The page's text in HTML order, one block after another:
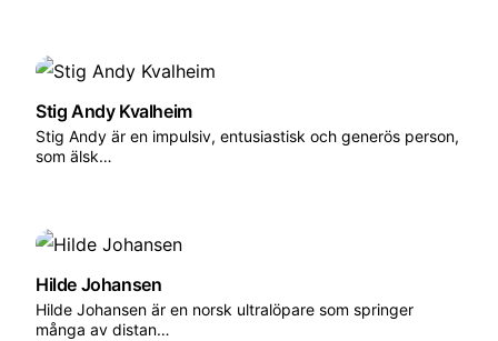
Till 2026 års upplaga är det det välkända Chateau
deltagarna promenera genom de elegant
svepande vinfälten, känna historiens närvaro och
gemenskapen mellan löpare från hela världen som
låter maratonupplevelsen få landa i en lugnare
rytm.
Stig Andy Kvalheim
Stig Andy är en impulsiv, entusiastisk och generös person,
som älsk…
Hilde Johansen
Hilde Johansen är en norsk ultralöpare som springer
många av distan…